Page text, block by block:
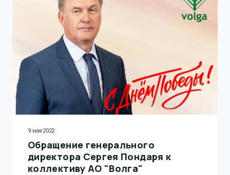
9 мая 2022
Обращение генерального
директора Сергея Пондаря к
коллективу АО "Волга"